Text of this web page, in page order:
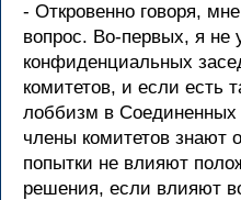
- Откровенно говоря,
вопрос. Во-первых, я не
конфиденциальных
комитетов, и если есть
лоббизм в Соединенных
члены комитетов знают
попытки не влияют
решения, если влияют